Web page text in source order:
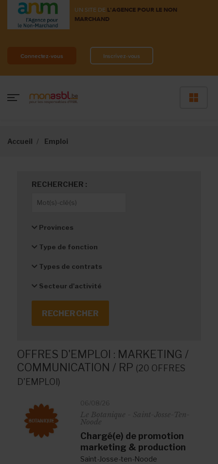
UN SITE DE L'AGENCE POUR LE NON
MARCHAND
Connectez-vous Inscrivez-vous
Accueil Emploi
RECHERCHER :
Provinces
Type de fonction
Types de contrats
Secteur d'activité
OFFRES D'EMPLOI : MARKETING /
COMMUNICATION / RP (20 OFFRES
D'EMPLOI)
06/08/26
Le Botanique - Saint-Josse-Ten-
Noode
Chargé(e) de promotion
marketing & production
Saint-Josse-ten-Noode